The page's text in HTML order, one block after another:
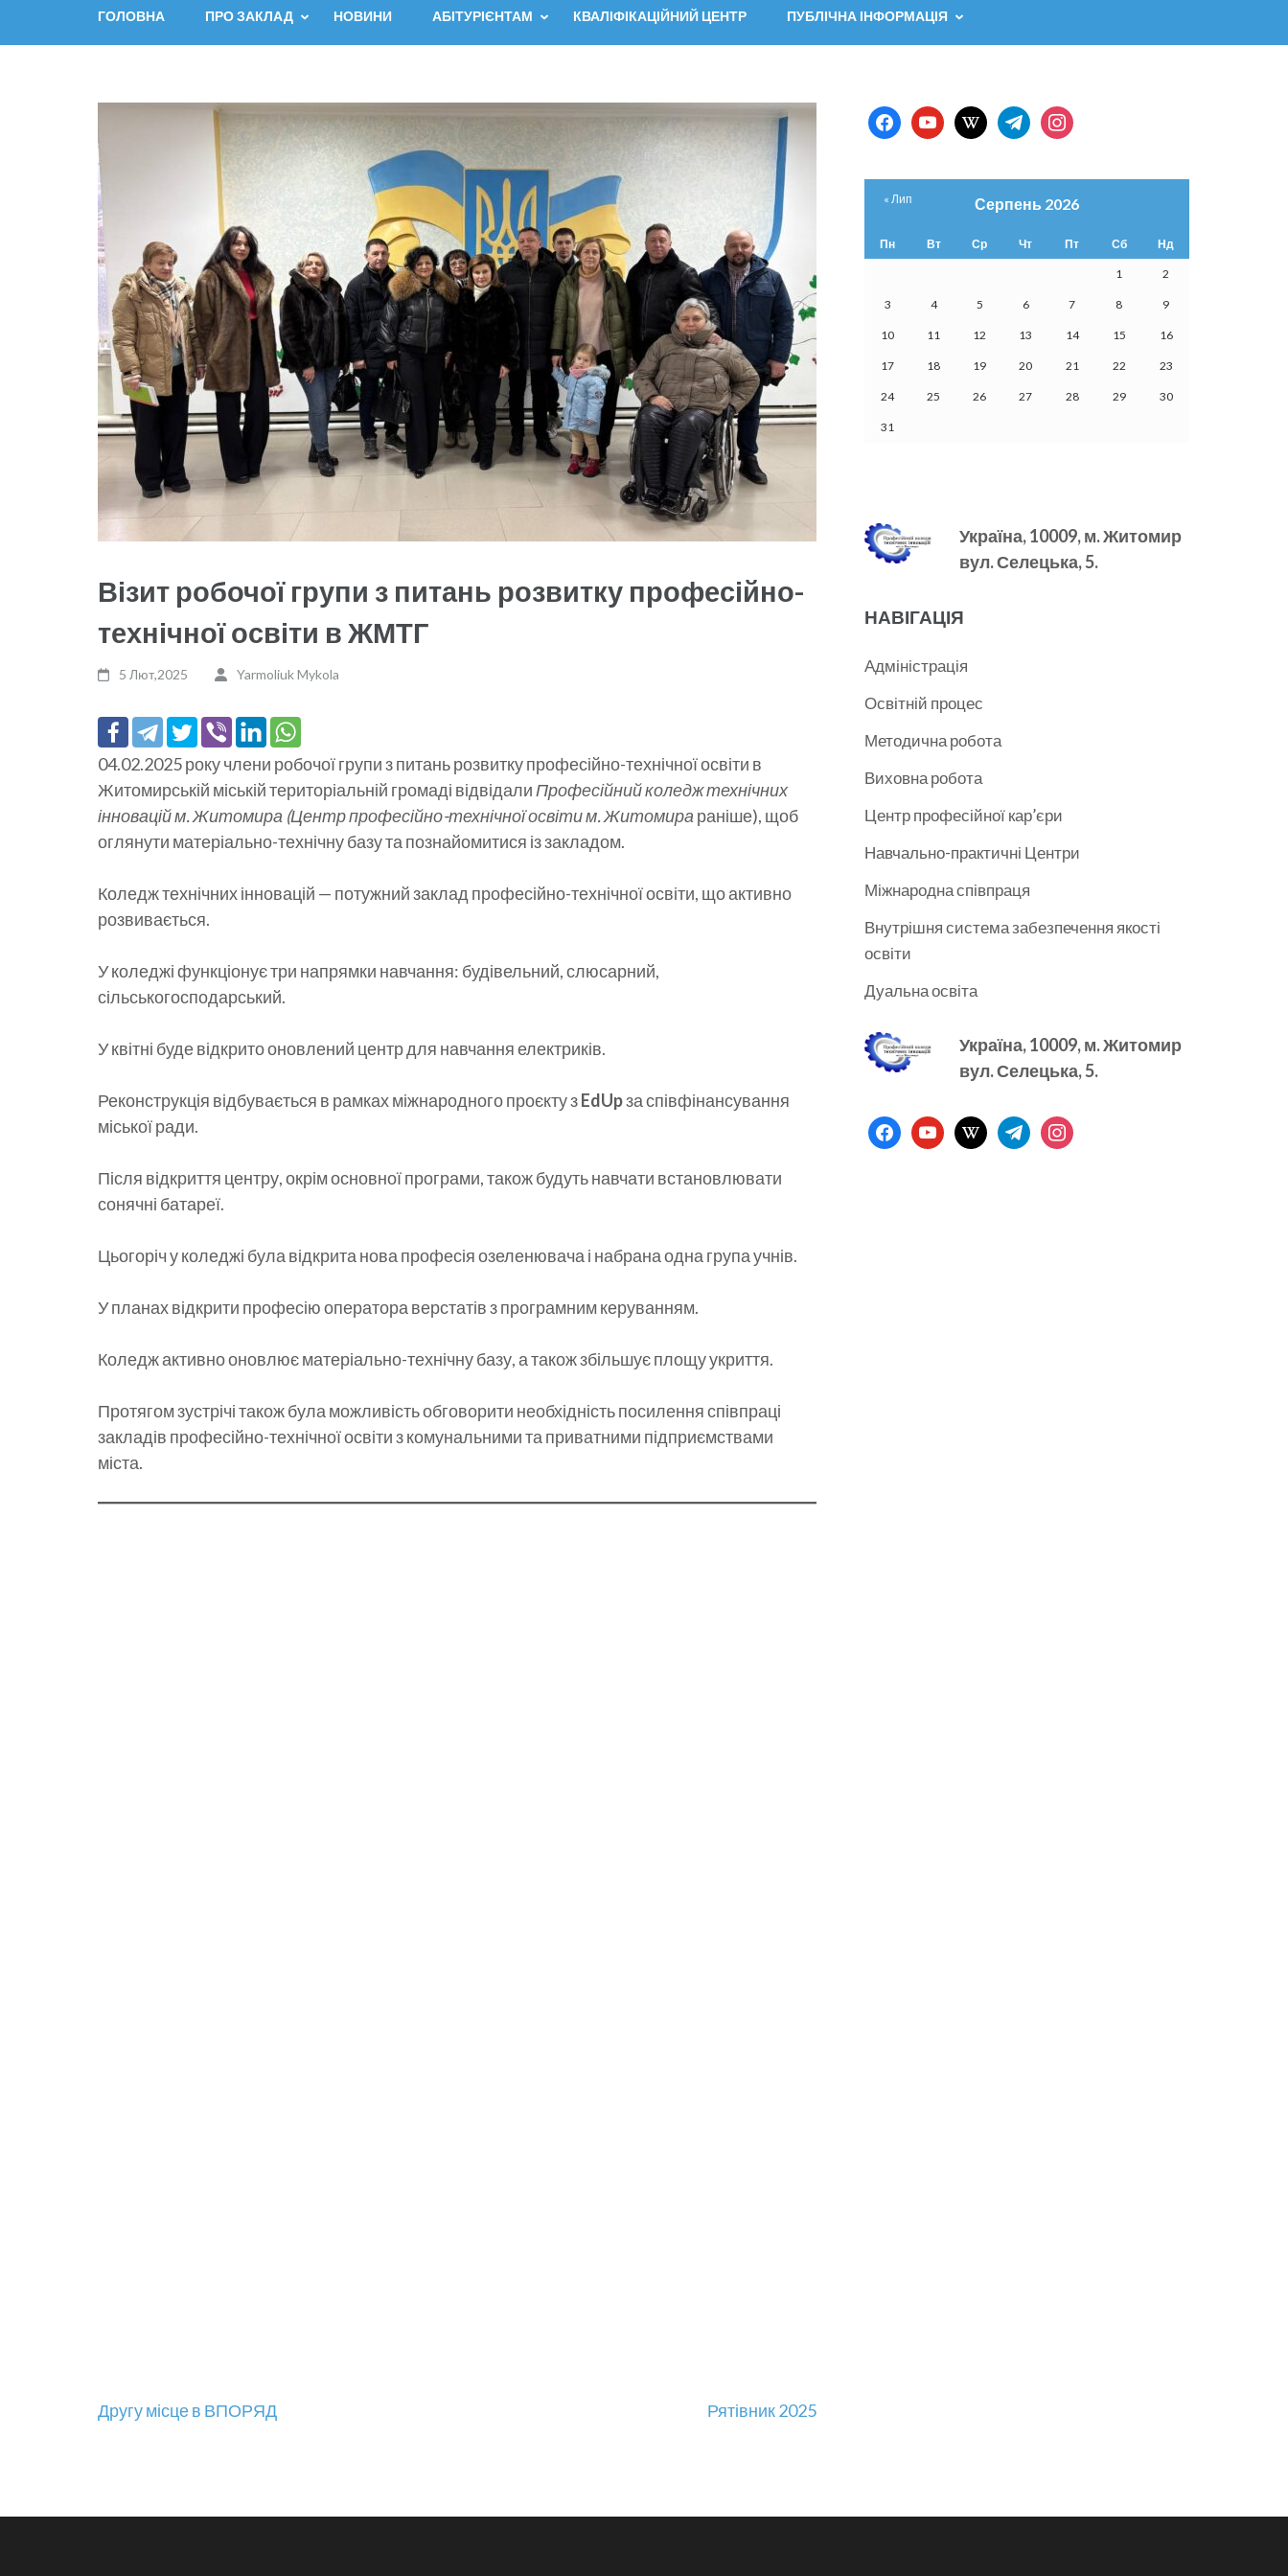
ГОЛОВНА ПРО ЗАКЛАД НОВИНИ АБІТУРІЄНТАМ КВАЛІФІКАЦІЙНИЙ ЦЕНТР ПУБЛІЧНА ІНФОРМАЦІЯ
Візит робочої групи з питань розвитку професійно-
технічної освіти в ЖМТГ
5 Лют,2025 Yarmoliuk Mykola
04.02.2025 року члени робочої групи з питань розвитку професійно-технічної освіти в
Житомирській міській територіальній громаді відвідалиПрофесійний коледж технічних
інновацій м. Житомира (Центр професійно-технічної освіти м. Житомира раніше), щоб
оглянути матеріально-технічну базу та познайомитися із закладом.
Коледж технічних інновацій — потужний заклад професійно-технічної освіти, що активно
розвивається.
У коледжі функціонує три напрямки навчання: будівельний, слюсарний,
сільськогосподарський.
У квітні буде відкрито оновлений центр для навчання електриків.
Реконструкція відбувається в рамках міжнародного проєкту зEdUpза співфінансування
міської ради.
Після відкриття центру, окрім основної програми, також будуть навчати встановлювати
сонячні батареї.
Цьогоріч у коледжі була відкрита нова професія озеленювача і набрана одна група учнів.
У планах відкрити професію оператора верстатів з програмним керуванням.
Коледж активно оновлює матеріально-технічну базу, а також збільшує площу укриття.
Протягом зустрічі також була можливість обговорити необхідність посилення співпраці
закладів професійно-технічної освіти з комунальними та приватними підприємствами
міста.
Навігація
Другу місце в ВПОРЯД Рятівник 2025
facebookyoutubewikipediatelegraminstagram
Серпень 2026
Пн Вт Ср Чт Пт Сб Нд
1 2
3 4 5 6 7 8 9
10 11 12 13 14 15 16
17 18 19 20 21 22 23
24 25 26 27 28 29 30
31
« Лип
Україна, 10009, м.Житомир
вул. Селецька, 5.
НАВІГАЦІЯ
Адміністрація
Освітній процес
Методична робота
Виховна робота
Центр професійної кар’єри
Навчально-практичні Центри
Міжнародна співпраця
Внутрішня система забезпечення якості
освіти
Дуальна освіта
Україна, 10009, м.Житомир
вул. Селецька, 5.
facebookyoutubewikipediatelegraminstagram